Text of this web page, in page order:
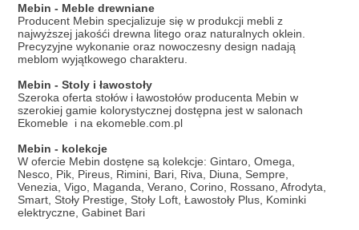
Mebin - Meble drewniane
Producent Mebin specjalizuje się w produkcji mebli z
najwyższej jakośći drewna litego oraz naturalnych oklein.
Precyzyjne wykonanie oraz nowoczesny design nadają
meblom wyjątkowego charakteru.
Mebin - Stoly i ławostoły
Szeroka oferta stołów i ławostołów producenta Mebin w
szerokiej gamie kolorystycznej dostępna jest w salonach
Ekomeble i na ekomeble.com.pl
Mebin - kolekcje
W ofercie Mebin dostęne są kolekcje: Gintaro, Omega,
Nesco, Pik, Pireus, Rimini, Bari, Riva, Diuna, Sempre,
Venezia, Vigo, Maganda, Verano, Corino, Rossano, Afrodyta,
Smart, Stoły Prestige, Stoły Loft, Ławostoły Plus, Kominki
elektryczne, Gabinet Bari